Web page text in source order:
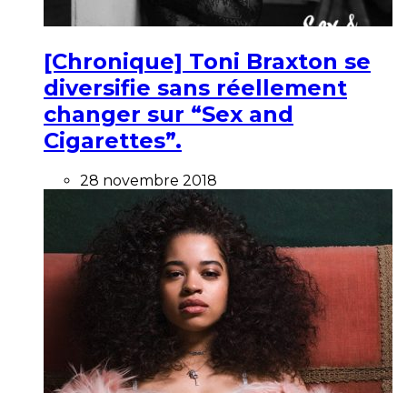
[Chronique] Toni Braxton se
diversifie sans réellement
changer sur “Sex and
Cigarettes”.
28 novembre 2018